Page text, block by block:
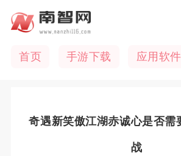
首页 手游下载 应用软件
奇遇新笑傲江湖赤诚心是否需
战